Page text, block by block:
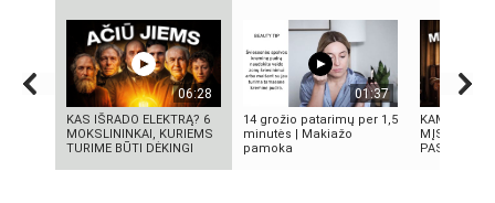
06:28
KAS IŠRADO ELEKTRĄ? 6
MOKSLININKAI, KURIEMS
TURIME BŪTI DĖKINGI
01:37
14 grožio patarimų per 1,5
minutės | Makiažo
pamoka
MĮSLINGA
PASLAPTIS